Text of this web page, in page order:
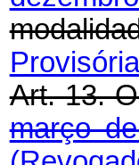
Art. 13.
março